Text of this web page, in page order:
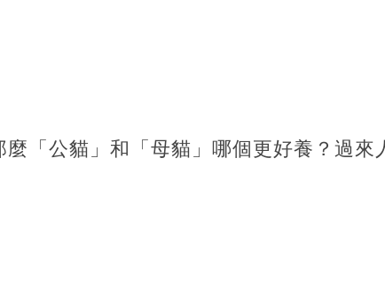
「公貓」和「母貓」哪個更好養？過來